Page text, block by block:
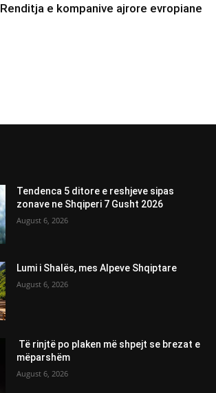
Renditja e kompanive ajrore evropiane
Tendenca 5 ditore e reshjeve sipas
zonave ne Shqiperi 7 Gusht 2026
August 6, 2026
Lumi i Shalës, mes Alpeve Shqiptare
August 6, 2026
Të rinjtë po plaken më shpejt se brezat e
mëparshëm
August 6, 2026